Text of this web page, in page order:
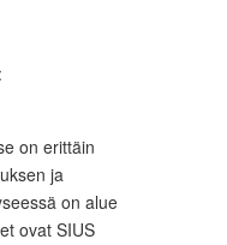
on erittäin
ja
on alue
ovat SIUS